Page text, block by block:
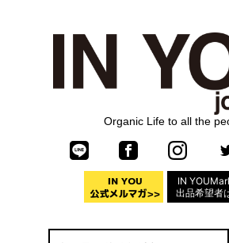
Organic Life to all the
IN
出品希望者